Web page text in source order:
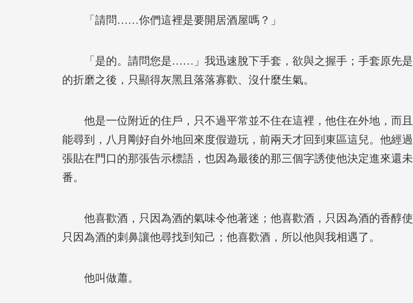
「請問……你們這裡是要開居酒屋嗎？」
「是的。請問您是……」我迅速脫下手套，欲與之握手；手套原先是
的折磨之後，只顯得灰黑且落落寡歡、沒什麼生氣。
他是一位附近的住戶，只不過平常並不住在這裡，他住在外地，而
能尋到，八月剛好自外地回來度假遊玩，前兩天才回到東區這兒。他經
張貼在門口的那張告示標語，也因為最後的那三個字誘使他決定進來還
番。
他喜歡酒，只因為酒的氣味令他著迷；他喜歡酒，只因為酒的香醇使
只因為酒的刺鼻讓他尋找到知己；他喜歡酒，所以他與我相遇了。
他叫做蕭。